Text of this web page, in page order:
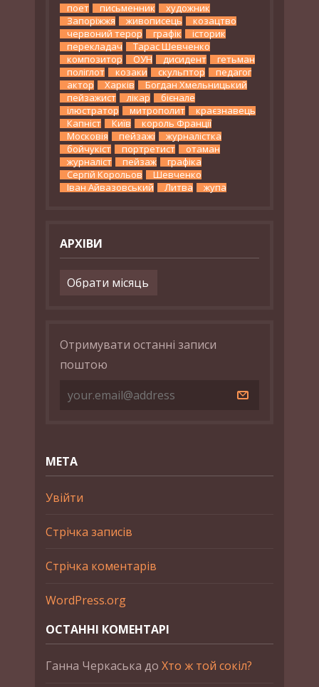
поет письменник
художник
Запоріжжя
живописець
козацтво
червоний терор
графік
історик
перекладач
Тарас Шевченко
композитор
ОУН дисидент
гетьман
поліглот
козаки скульптор
педагог
актор
Харків
Богдан Хмельницький
пейзажист
лікар
бієнале
ілюстратор
митрополит
краєзнавець
Капніст
Київ
король Франції
Московія
пейзажі
журналістка
бойчукіст
портретист
отаман
журналіст
пейзаж
графіка
Сергій Корольов
Шевченко
Іван Айвазовський
Литва жупа
АРХІВИ
Архіви
Отримувати останні записи
поштою
МЕТА
Увійти
Стрічка записів
Стрічка коментарів
WordPress.org
ОСТАННІ КОМЕНТАРІ
Ганна Черкаська до Хто ж той сокіл?